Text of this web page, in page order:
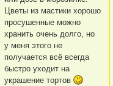
Цветы из мастики хорошо
просушенные можно
хранить очень долго, но
у меня этого не
получается всё всегда
быстро уходит на
украшение тортов